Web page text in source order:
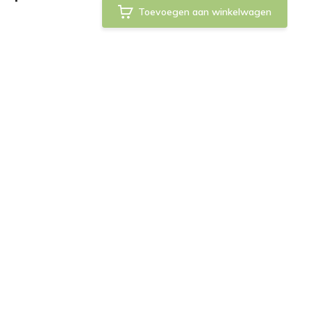
Toevoegen aan winkelwagen